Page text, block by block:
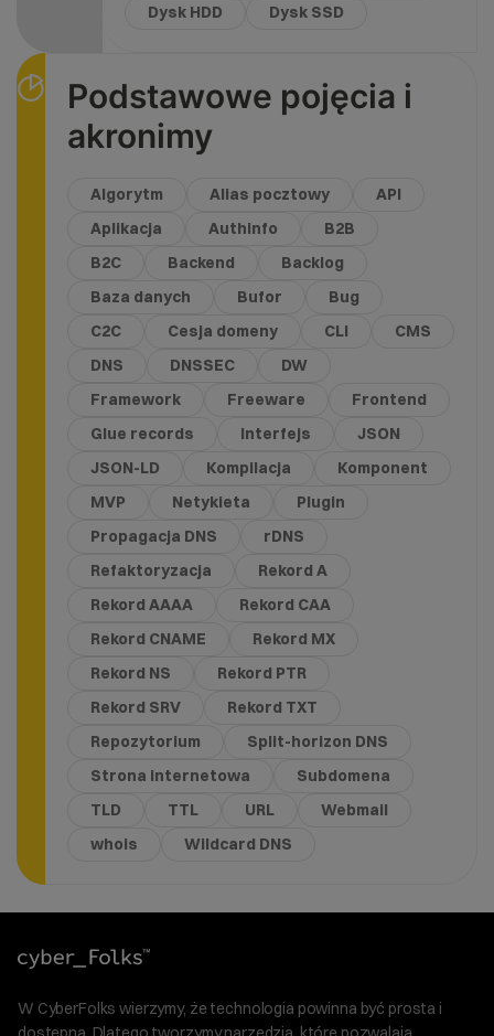
Dysk HDD
Dysk SSD
Podstawowe pojęcia i
akronimy
Algorytm Alias pocztowy
API
Aplikacja
Authinfo
B2B
B2C
Backend
Backlog
Baza danych
Bufor
Bug
C2C
Cesja domeny CLI
CMS
DNS
DNSSEC
DW
Framework
Freeware
Frontend
Glue records
Interfejs
JSON
JSON-LD
Kompilacja
Komponent
MVP
Netykieta
Plugin
Propagacja DNS
rDNS
Refaktoryzacja
Rekord A
Rekord AAAA
Rekord CAA
Rekord CNAME
Rekord MX
Rekord NS
Rekord PTR
Rekord SRV
Rekord TXT
Repozytorium
Split-horizon DNS
Strona internetowa
Subdomena
TLD
TTL URL
Webmail
whois
Wildcard DNS
W CyberFolks wierzymy, że technologia powinna być prosta i